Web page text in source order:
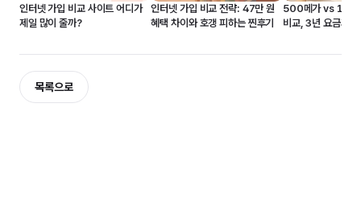
인터넷 가입 비교 사이트 어디가
제일 많이 줄까?
인터넷 가입 비교 전략: 47만 원
혜택 차이와 호갱 피하는 찐후기
500메가 vs 1기가
비교, 3년 요금과
목록으로